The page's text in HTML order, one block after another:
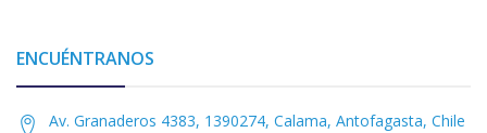
ENCUÉNTRANOS
Av. Granaderos 4383, 1390274, Calama, Antofagasta, Chile